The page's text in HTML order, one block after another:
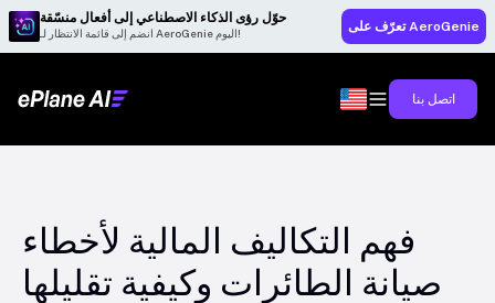
حوّل رؤى الذكاء الاصطناعي إلى أفعال منسّقة
انضم إلى قائمة الانتظار لـ AeroGenie اليوم! تعرّف على AeroGenie
اتصل بنا
فهم التكاليف المالية لأخطاء
صيانة الطائرات وكيفية تقليلها